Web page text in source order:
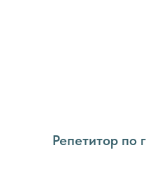
Репетитор по